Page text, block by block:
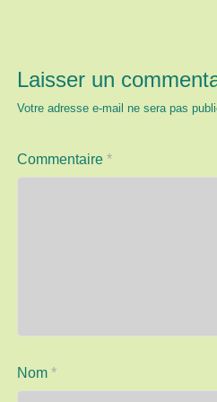
Laisser un
Votre adresse e-mail ne sera pas
Commentaire *
Nom *